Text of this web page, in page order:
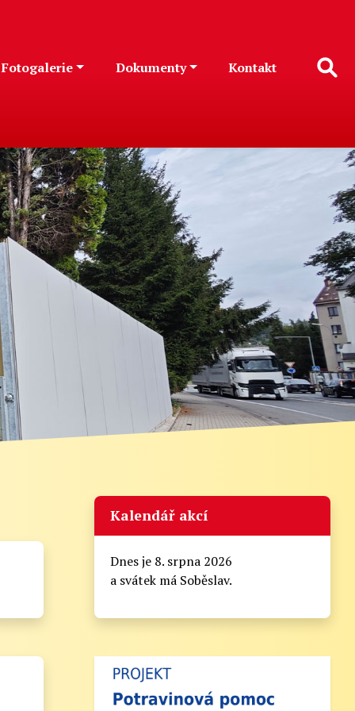
Fotogalerie Dokumenty Kontakt
Kalendář akcí
Dnes je 8. srpna 2026
a svátek má Soběslav.